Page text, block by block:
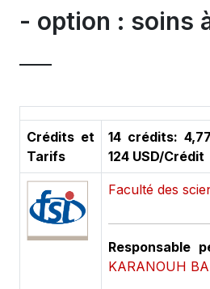
- option : soins
Crédits et
Tarifs
14 crédits:
124 USD/Crédit
Faculté des
Responsable
KARANOUH